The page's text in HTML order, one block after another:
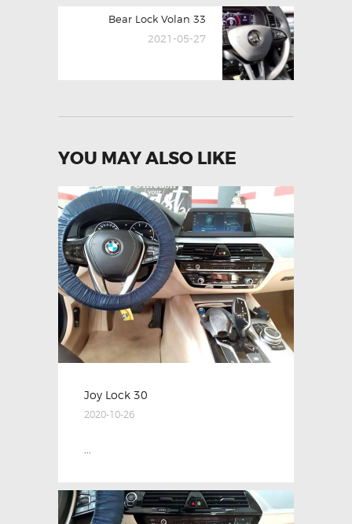
Next
post:
Bear Lock Volan 33
2021-05-27
YOU MAY ALSO LIKE
Joy Lock 30
2020-10-26